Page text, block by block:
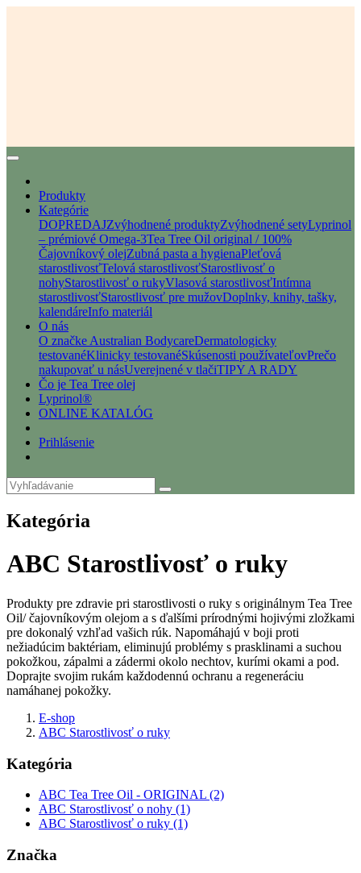
Produkty
Kategórie
DOPREDAJZvýhodnené produktyZvýhodnené setyLyprinol
– prémiové Omega-3Tea Tree Oil original / 100%
Čajovníkový olejZubná pasta a hygienaPleťová
starostlivosťTelová starostlivosťStarostlivosť o
nohyStarostlivosť o rukyVlasová starostlivosťIntímna
starostlivosťStarostlivosť pre mužovDoplnky, knihy, tašky,
kalendáreInfo materiál
O nás
O značke Australian BodycareDermatologicky
testovanéKlinicky testovanéSkúsenosti používateľovPrečo
nakupovať u násUverejnené v tlačiTIPY A RADY
Čo je Tea Tree olej
Lyprinol®
ONLINE KATALÓG
Prihlásenie
Kategória
ABC Starostlivosť o ruky
Produkty pre zdravie pri starostlivosti o ruky s originálnym Tea Tree
Oil/ čajovníkovým olejom a s ďalšími prírodnými hojivými zložkami
pre dokonalý vzhľad vašich rúk. Napomáhajú v boji proti
nežiadúcim baktériam, eliminujú problémy s prasklinami a suchou
pokožkou, zápalmi a zádermi okolo nechtov, kurími okami a pod.
Doprajte svojim rukám každodennú ochranu a regeneráciu
namáhanej pokožky.
E-shop
ABC Starostlivosť o ruky
Kategória
ABC Tea Tree Oil - ORIGINAL (2)
ABC Starostlivosť o nohy (1)
ABC Starostlivosť o ruky (1)
Značka